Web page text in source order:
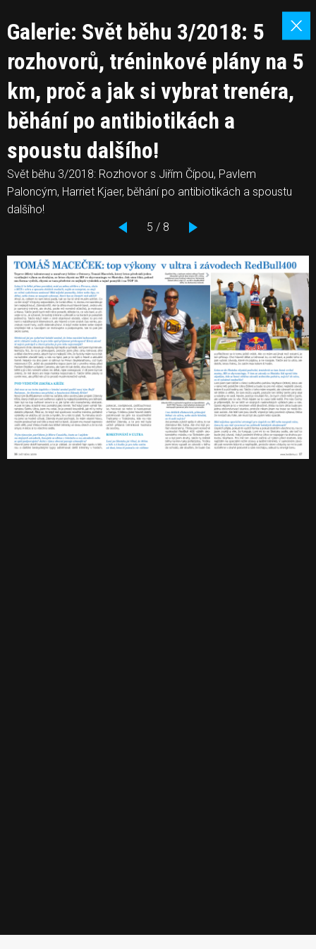
Galerie: Svět běhu 3/2018: 5
rozhovorů, tréninkové plány na 5
km, proč a jak si vybrat trenéra,
běhání po antibiotikách a
spoustu dalšího!
Svět běhu 3/2018: Rozhovor s Jiřím Čípou, Pavlem
Paloncým, Harriet Kjaer, běhání po antibiotikách a spoustu
dalšího!
5 / 8